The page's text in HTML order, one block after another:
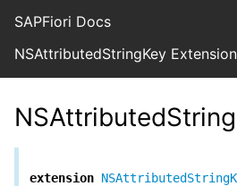
SAPFiori Docs
NSAttributedStringKey
extension